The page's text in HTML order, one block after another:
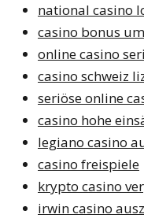
national casino
casino bonus
online casino
casino schweiz
seriöse online
casino hohe
legiano casino
casino freispiele
krypto casino
irwin casino